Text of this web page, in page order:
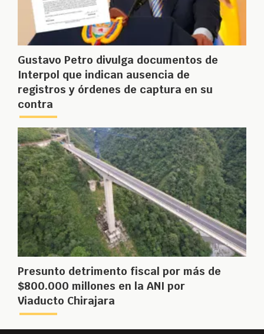
Gustavo Petro divulga documentos de
Interpol que indican ausencia de
registros y órdenes de captura en su
contra
Presunto detrimento fiscal por más de
$800.000 millones en la ANI por
Viaducto Chirajara